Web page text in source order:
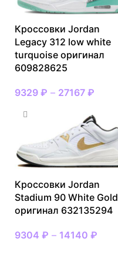
Кроссовки Jordan
Legacy 312 low white
turquoise оригинал
609828625
9329 ₽ – 27167 ₽
Кроссовки Jordan
Stadium 90 White Gold
оригинал 632135294
9304 ₽ – 14140 ₽